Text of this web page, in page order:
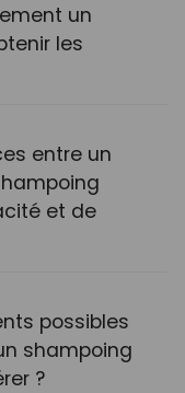
un
les
entre un
et de
possibles
shampoing
?